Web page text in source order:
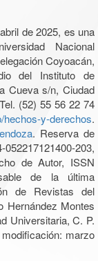
de 2025, es una
Nacional
Coyoacán,
del Instituto de
Cueva s/n, Ciudad
(52) 55 56 22 74
hechos-y-derechos.
. Reserva de
203,
de Autor, ISSN
de la última
de Revistas del
Hernández Montes
Universitaria, C. P.
marzo